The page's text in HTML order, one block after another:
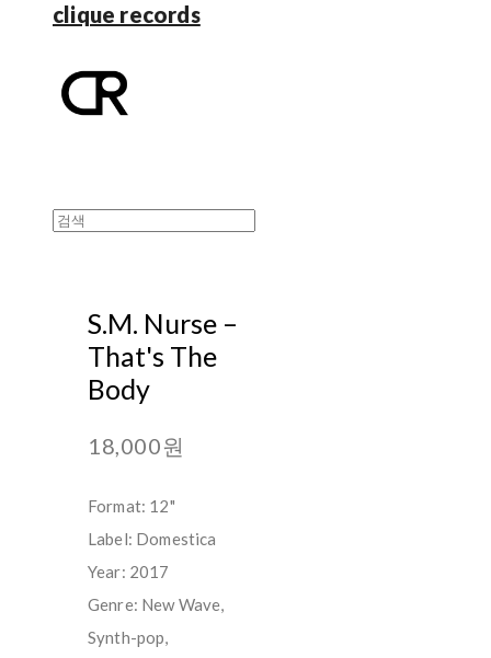
clique records
S.M. Nurse ‎–
That's The
Body
18,000원
Format: 12"
Label: Domestica
Year: 2017
Genre: New Wave,
Synth-pop,